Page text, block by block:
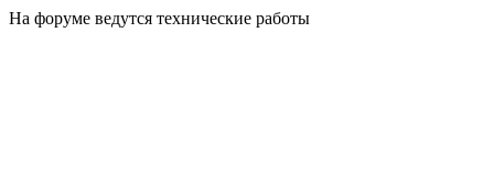
На форуме ведутся технические работы